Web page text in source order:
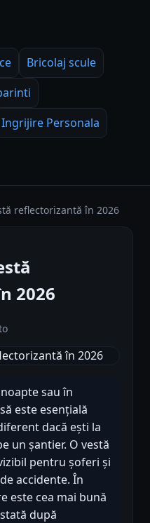
Bricolaj scule
Ingrijire Personala
reflectorizantă în 2026
2026
sau în
este esențială
dacă ești la
un șantier. O vestă
pentru șoferi și
accidente. În
este cea mai bună
după